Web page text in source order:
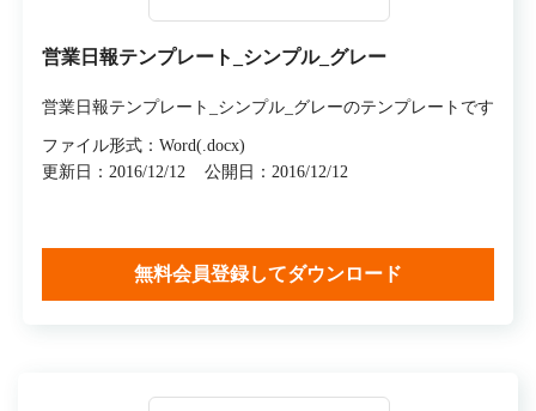
営業日報テンプレート_シンプル_グレー
営業日報テンプレート_シンプル_グレーのテンプレートです
ファイル形式：Word(.docx)
更新日：2016/12/12
公開日：2016/12/12
無料会員登録してダウンロード